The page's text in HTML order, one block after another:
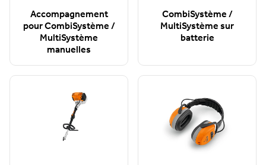
Accompagnement
pour CombiSystème /
MultiSystème
manuelles
CombiSystème /
MultiSystème sur
batterie